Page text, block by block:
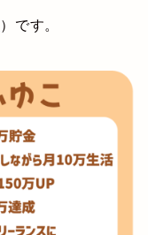
）です。